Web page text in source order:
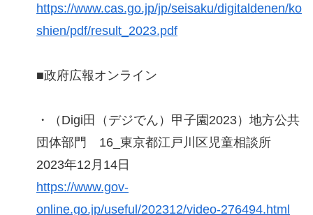
https://www.cas.go.jp/jp/seisaku/digitaldenen/ko
shien/pdf/result_2023.pdf
■政府広報オンライン
・（Digi田（デジでん）甲子園2023）地方公共
団体部門 16_東京都江戸川区児童相談所
2023年12月14日
https://www.gov-
online.go.jp/useful/202312/video-276494.html